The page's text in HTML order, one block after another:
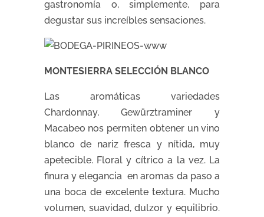
gastronomía o, simplemente, para
degustar sus increíbles sensaciones.
MONTESIERRA SELECCIÓN BLANCO
Las aromáticas variedades
Chardonnay, Gewürztraminer y
Macabeo nos permiten obtener un vino
blanco de nariz fresca y nítida, muy
apetecible. Floral y cítrico a la vez. La
finura y elegancia en aromas da paso a
una boca de excelente textura. Mucho
volumen, suavidad, dulzor y equilibrio.